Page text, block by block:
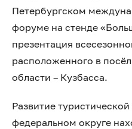
Петербургском
форуме на стенде
презентация
расположенного в
области – Кузбасса.
Развитие
федеральном округе